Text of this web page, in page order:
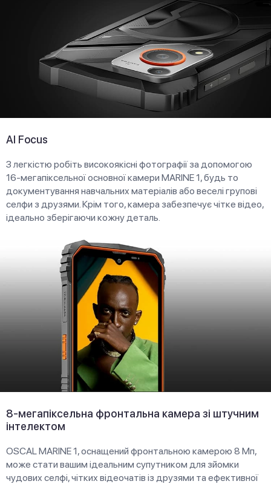
AI Focus
З легкістю робіть високоякісні фотографії за допомогою
16-мегапіксельної основної камери MARINE 1, будь то
документування навчальних матеріалів або веселі групові
селфи з друзями. Крім того, камера забезпечує чітке відео,
ідеально зберігаючи кожну деталь.
8-мегапіксельна фронтальна камера зі штучним
інтелектом
OSCAL MARINE 1, оснащений фронтальною камерою 8 Мп,
може стати вашим ідеальним супутником для зйомки
чудових селфі, чітких відеочатів із друзями та ефективної